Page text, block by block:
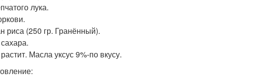
лука.
риса (250 гр. Гранённый).
Масла уксус 9%-по вкусу.